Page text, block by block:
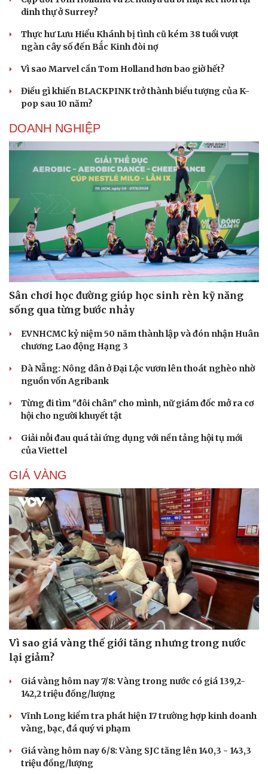
Du lịch
Tư vấn
Săn Tour
check-in
Podcast
Câu chuyện thời sự
Đọc truyện đêm khuya
Cửa sổ tình yêu
Kể chuyện cho bé
Hạt giống tâm hồn
dinh thự ở Surrey?
Thực hư Lưu Hiểu Khánh bị tình cũ kém 38 tuổi vượt
ngàn cây số đến Bắc Kinh đòi nợ
Vì sao Marvel cần Tom Holland hơn bao giờ hết?
Điều gì khiến BLACKPINK trở thành biểu tượng của K-
pop sau 10 năm?
DOANH NGHIỆP
Sân chơi học đường giúp học sinh rèn kỹ năng
sống qua từng bước nhảy
EVNHCMC kỷ niệm 50 năm thành lập và đón nhận Huân
chương Lao động Hạng 3
Đà Nẵng: Nông dân ở Đại Lộc vươn lên thoát nghèo nhờ
nguồn vốn Agribank
Từng đi tìm "đôi chân" cho mình, nữ giám đốc mở ra cơ
hội cho người khuyết tật
Giải nỗi đau quá tải ứng dụng với nền tảng hội tụ mới
của Viettel
GIÁ VÀNG
Vì sao giá vàng thế giới tăng nhưng trong nước
lại giảm?
Giá vàng hôm nay 7/8: Vàng trong nước có giá 139,2-
142,2 triệu đồng/lượng
Vĩnh Long kiểm tra phát hiện 17 trường hợp kinh doanh
vàng, bạc, đá quý vi phạm
Giá vàng hôm nay 6/8: Vàng SJC tăng lên 140,3 - 143,3
triệu đồng/lượng